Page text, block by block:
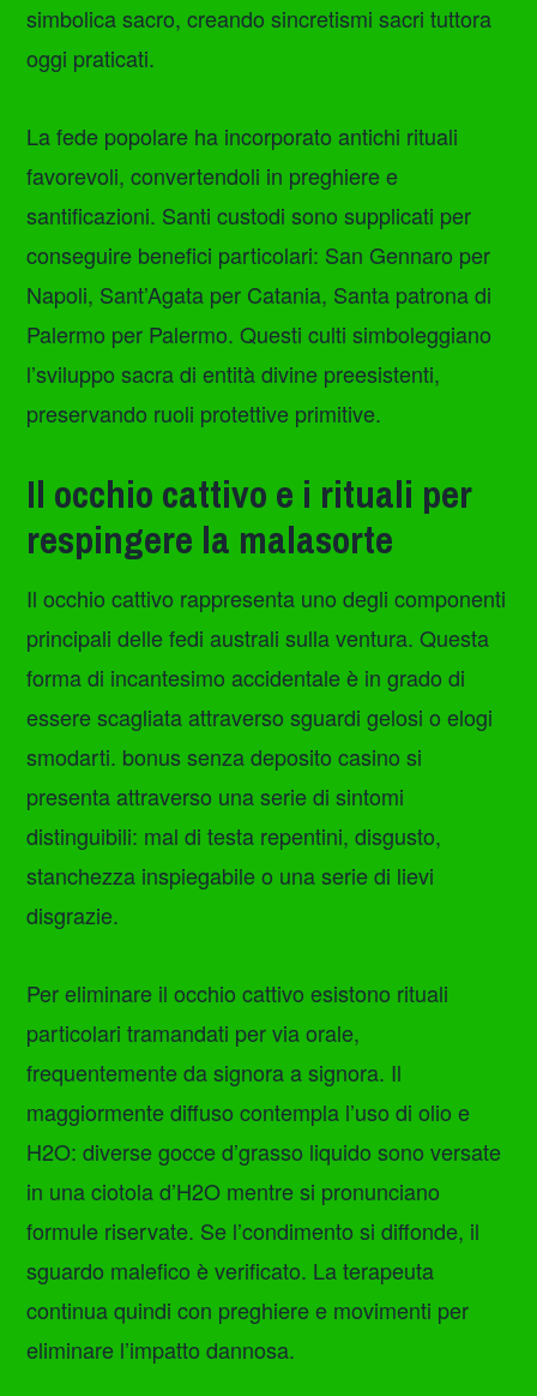
simbolica sacro, creando sincretismi sacri tuttora
oggi praticati.
La fede popolare ha incorporato antichi rituali
favorevoli, convertendoli in preghiere e
santificazioni. Santi custodi sono supplicati per
conseguire benefici particolari: San Gennaro per
Napoli, Sant’Agata per Catania, Santa patrona di
Palermo per Palermo. Questi culti simboleggiano
l’sviluppo sacra di entità divine preesistenti,
preservando ruoli protettive primitive.
Il occhio cattivo e i rituali per
respingere la malasorte
Il occhio cattivo rappresenta uno degli componenti
principali delle fedi australi sulla ventura. Questa
forma di incantesimo accidentale è in grado di
essere scagliata attraverso sguardi gelosi o elogi
smodarti. bonus senza deposito casino si
presenta attraverso una serie di sintomi
distinguibili: mal di testa repentini, disgusto,
stanchezza inspiegabile o una serie di lievi
disgrazie.
Per eliminare il occhio cattivo esistono rituali
particolari tramandati per via orale,
frequentemente da signora a signora. Il
maggiormente diffuso contempla l’uso di olio e
H2O: diverse gocce d’grasso liquido sono versate
in una ciotola d’H2O mentre si pronunciano
formule riservate. Se l’condimento si diffonde, il
sguardo malefico è verificato. La terapeuta
continua quindi con preghiere e movimenti per
eliminare l’impatto dannosa.